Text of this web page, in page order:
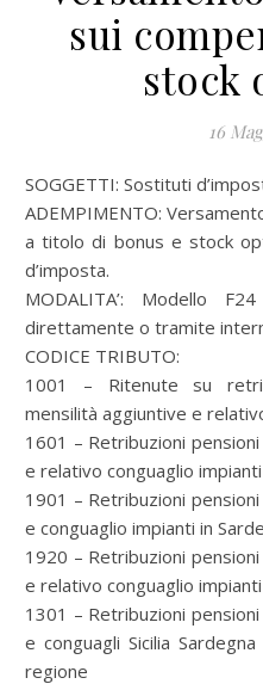
sui
stock
16
SOGGETTI: Sostituti
ADEMPIMENTO:
a titolo di bonus e stock
d’imposta.
MODALITA’: Modello
direttamente o tramite
CODICE TRIBUTO:
1001 – Ritenute su
mensilità aggiuntive e
1601 – Retribuzioni
e relativo conguaglio impianti
1901 – Retribuzioni
e conguaglio impianti in
1920 – Retribuzioni
e relativo conguaglio
1301 – Retribuzioni
e conguagli Sicilia
regione